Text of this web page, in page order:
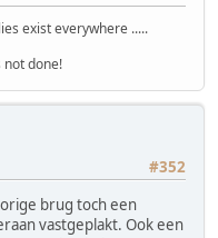
exist everywhere .....
not done!
#352
brug toch een
vastgeplakt. Ook een